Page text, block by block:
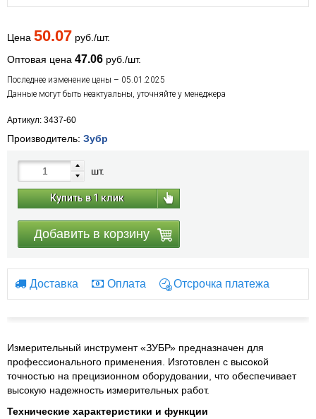
Цена 50.07 руб./шт.
Оптовая цена 47.06 руб./шт.
Последнее изменение цены – 05.01.2025
Данные могут быть неактуальны, уточняйте у менеджера
Артикул: 3437-60
Производитель: Зубр
шт.
Купить в 1 клик
Добавить в корзину
Доставка Оплата Отсрочка платежа
Измерительный инструмент «ЗУБР» предназначен для
профессионального применения. Изготовлен с высокой
точностью на прецизионном оборудовании, что обеспечивает
высокую надежность измерительных работ.
Технические характеристики и функции